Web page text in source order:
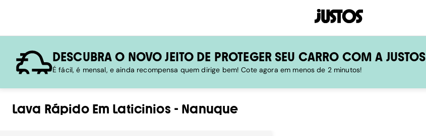
DESCUBRA O NOVO JEITO DE PROTEGER SEU CARRO COM A JUSTOS
É fácil, é mensal, e ainda recompensa quem dirige bem! Cote agora em menos de 2 minutos!
Lava RápidoEm Laticinios - Nanuque